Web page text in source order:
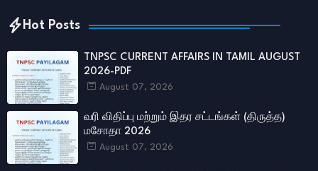
Hot Posts
TNPSC CURRENT AFFAIRS IN TAMIL AUGUST
2026-PDF
August 07, 2026
வரி விதிப்பு மற்றும் இதர சட்​டங்​கள் (திருத்த)
மசோதா 2026
August 07, 2026